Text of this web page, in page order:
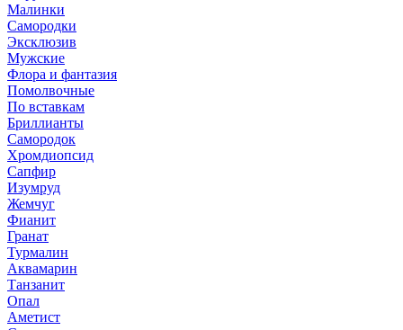
Малинки
Самородки
Эксклюзив
Мужские
Флора и фантазия
Помолвочные
По вставкам
Бриллианты
Самородок
Хромдиопсид
Сапфир
Изумруд
Жемчуг
Фианит
Гранат
Турмалин
Аквамарин
Танзанит
Опал
Аметист